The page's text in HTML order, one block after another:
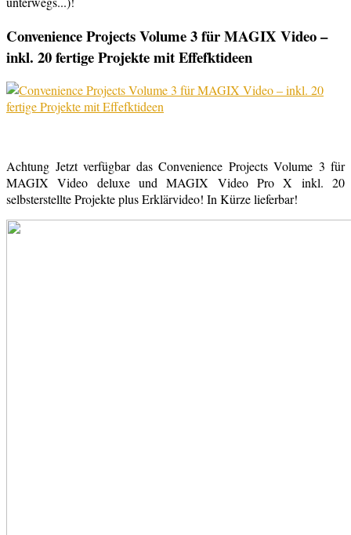
Convenience Projects Volume 3 für MAGIX Video –
inkl. 20 fertige Projekte mit Effefktideen
Achtung Jetzt verfügbar das Convenience Projects Volume 3 für
MAGIX Video deluxe und MAGIX Video Pro X inkl. 20
selbsterstellte Projekte plus Erklärvideo! In Kürze lieferbar!